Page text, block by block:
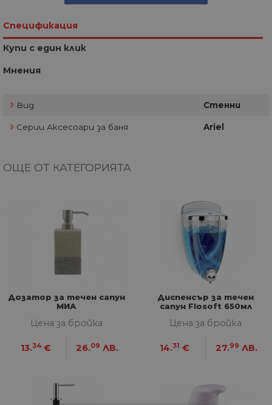
Спецификация
Купи с един клик
Мнения
Вид Стенни
Серии Аксесоари за баня Ariel
ОЩЕ ОТ КАТЕГОРИЯТА
Дозатор за течен сапун
МИА
Цена за бройка
13.34 € 26.09 ЛВ.
Диспенсър за течен
сапун Flosoft 650мл
Цена за бройка
14.31 € 27.99 ЛВ.